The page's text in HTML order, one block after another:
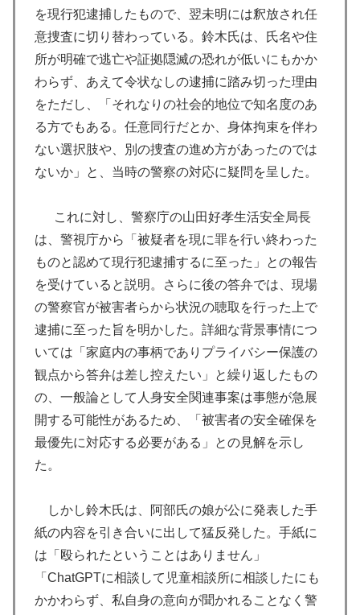
を現行犯逮捕したもので、翌未明には釈放され任
意捜査に切り替わっている。鈴木氏は、氏名や住
所が明確で逃亡や証拠隠滅の恐れが低いにもかか
わらず、あえて令状なしの逮捕に踏み切った理由
をただし、「それなりの社会的地位で知名度のあ
る方でもある。任意同行だとか、身体拘束を伴わ
ない選択肢や、別の捜査の進め方があったのでは
ないか」と、当時の警察の対応に疑問を呈した。
これに対し、警察庁の山田好孝生活安全局長
は、警視庁から「被疑者を現に罪を行い終わった
ものと認めて現行犯逮捕するに至った」との報告
を受けていると説明。さらに後の答弁では、現場
の警察官が被害者らから状況の聴取を行った上で
逮捕に至った旨を明かした。詳細な背景事情につ
いては「家庭内の事柄でありプライバシー保護の
観点から答弁は差し控えたい」と繰り返したもの
の、一般論として人身安全関連事案は事態が急展
開する可能性があるため、「被害者の安全確保を
最優先に対応する必要がある」との見解を示し
た。
しかし鈴木氏は、阿部氏の娘が公に発表した手
紙の内容を引き合いに出して猛反発した。手紙に
は「殴られたということはありません」
「ChatGPTに相談して児童相談所に相談したにも
かかわらず、私自身の意向が聞かれることなく警